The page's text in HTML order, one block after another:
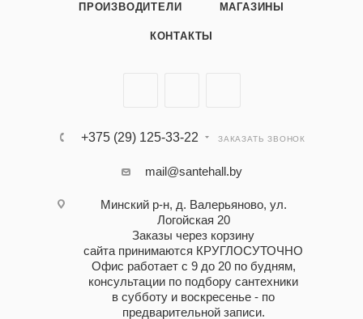
ПРОИЗВОДИТЕЛИ МАГАЗИНЫ
КОНТАКТЫ
+375 (29) 125-33-22 ЗАКАЗАТЬ ЗВОНОК
mail@santehall.by
Минский р-н, д. Валерьяново, ул.
Логойская 20
Заказы через корзину
сайта принимаются КРУГЛОСУТОЧНО
Офис работает с 9 до 20 по будням,
консультации по подбору сантехники
в субботу и воскресенье - по
предварительной записи.